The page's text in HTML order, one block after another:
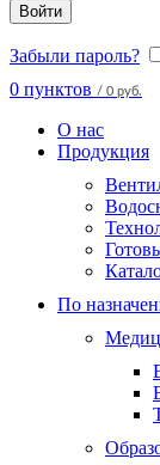
Войти
Забыли пароль?
0 пунктов / 0 руб.
О нас
Продукция
По